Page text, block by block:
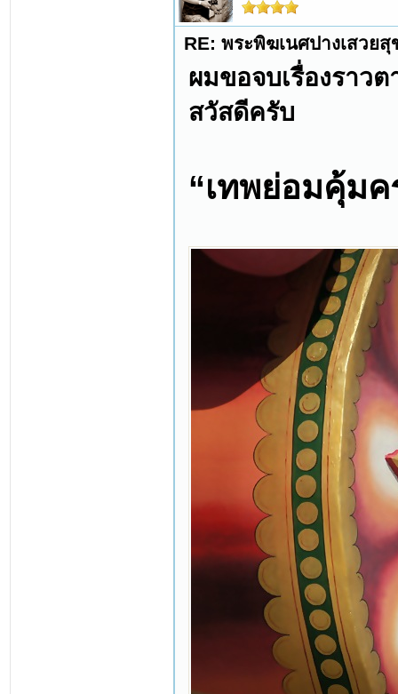
RE: พระพิฆเนศปางเสวย
ผมขอจบเรื่องราว
สวัสดีครับ
“เทพย่อมคุ้ม